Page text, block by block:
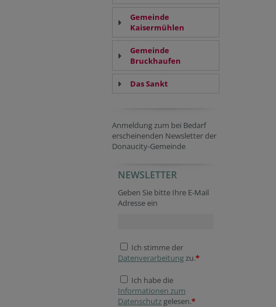
Gemeinde
Kaisermühlen
Gemeinde
Bruckhaufen
Das Sankt
Anmeldung zum bei Bedarf
erscheinenden Newsletter der
Donaucity-Gemeinde
Secondary phone
Tracking ID
Website
Session ID
URL
Fax
NEWSLETTER
Geben Sie bitte Ihre E-Mail
Adresse ein
Ich stimme der
Datenverarbeitungzu.*
Ich habe die
Informationen zum
Datenschutz gelesen.*